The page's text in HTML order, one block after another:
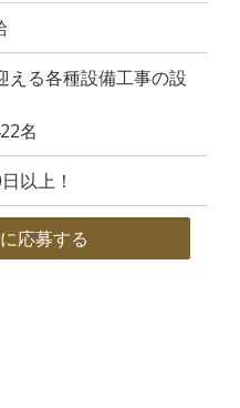
える各種設備工事の設
名
以上！
応募する